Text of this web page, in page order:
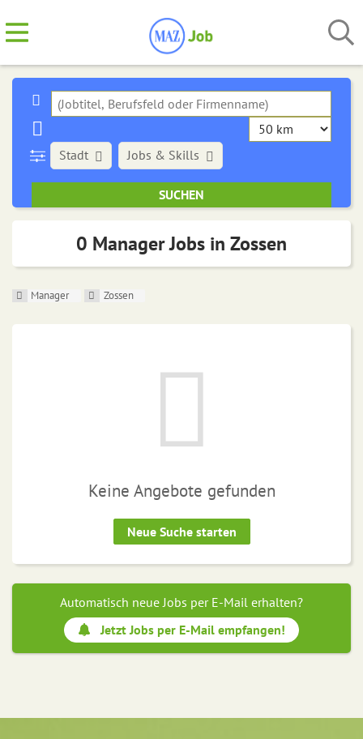
Stadt Jobs & Skills
0 Manager Jobs in Zossen
Manager Zossen
Keine Angebote gefunden
Neue Suche starten
Automatisch neue Jobs per E-Mail erhalten?
Jetzt Jobs per E-Mail empfangen!